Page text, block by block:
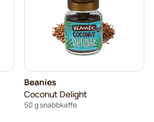
Beanies
Coconut Delight
50 g snabbkaffe